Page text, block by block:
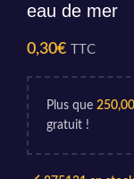
eau de mer
0,30€ TTC
Plus que 250,00
gratuit !